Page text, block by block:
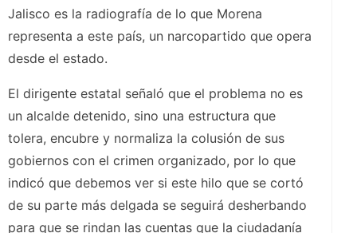
Jalisco es la radiografía de lo que Morena
representa a este país, un narcopartido que opera
desde el estado.
El dirigente estatal señaló que el problema no es
un alcalde detenido, sino una estructura que
tolera, encubre y normaliza la colusión de sus
gobiernos con el crimen organizado, por lo que
indicó que debemos ver si este hilo que se cortó
de su parte más delgada se seguirá desherbando
para que se rindan las cuentas que la ciudadanía